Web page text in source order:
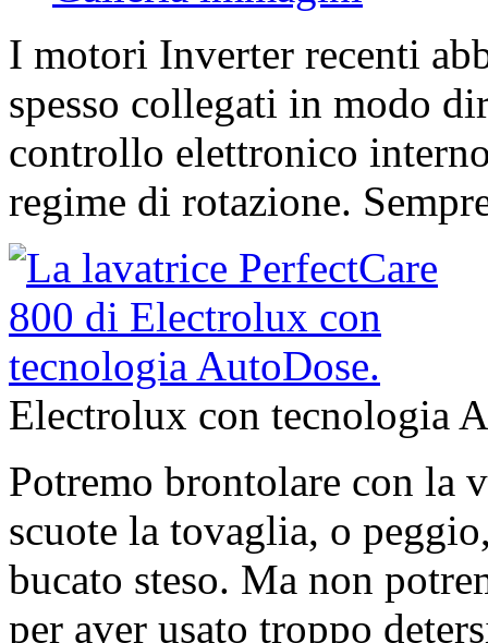
I motori Inverter recenti
spesso collegati in modo
controllo elettronico
regime di rotazione.
Electrolux con tecnologia
Potremo brontolare con la
scuote la tovaglia, o
bucato steso. Ma non
per aver usato troppo